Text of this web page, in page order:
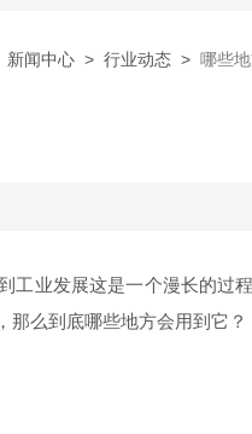
新闻中心 > 行业动态 > 哪些
工业发展这是一个漫长的过
那么到底哪些地方会用到它？